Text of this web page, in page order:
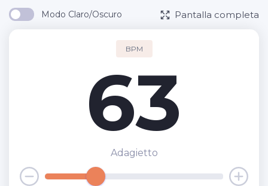
Modo Claro/Oscuro Pantalla completa
BPM
63
Adagietto